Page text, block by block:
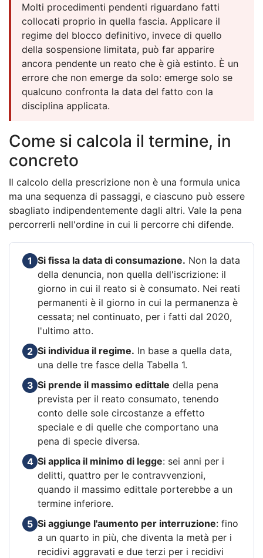
Molti procedimenti pendenti riguardano fatti
collocati proprio in quella fascia. Applicare il
regime del blocco definitivo, invece di quello
della sospensione limitata, può far apparire
ancora pendente un reato che è già estinto. È un
errore che non emerge da solo: emerge solo se
qualcuno confronta la data del fatto con la
disciplina applicata.
Come si calcola il termine, in
concreto
Il calcolo della prescrizione non è una formula unica
ma una sequenza di passaggi, e ciascuno può essere
sbagliato indipendentemente dagli altri. Vale la pena
percorrerli nell'ordine in cui li percorre chi difende.
1 Si fissa la data di consumazione. Non la data
della denuncia, non quella dell'iscrizione: il
giorno in cui il reato si è consumato. Nei reati
permanenti è il giorno in cui la permanenza è
cessata; nel continuato, per i fatti dal 2020,
l'ultimo atto.
2 Si individua il regime. In base a quella data,
una delle tre fasce della Tabella 1.
3 Si prende il massimo edittale della pena
prevista per il reato consumato, tenendo
conto delle sole circostanze a effetto
speciale e di quelle che comportano una
pena di specie diversa.
4 Si applica il minimo di legge: sei anni per i
delitti, quattro per le contravvenzioni,
quando il massimo edittale porterebbe a un
termine inferiore.
5 Si aggiunge l'aumento per interruzione: fino
a un quarto in più, che diventa la metà per i
recidivi aggravati e due terzi per i recidivi